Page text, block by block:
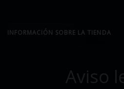
INFORMACIÓN SOBRE LA TIENDA
Aviso